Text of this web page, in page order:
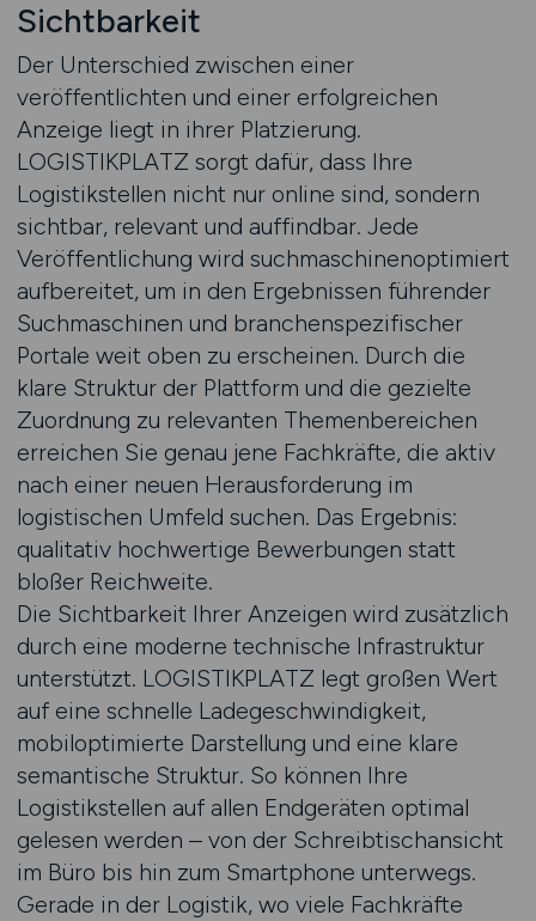
Sichtbarkeit
Der Unterschied zwischen einer
veröffentlichten und einer erfolgreichen
Anzeige liegt in ihrer Platzierung.
LOGISTIKPLATZ sorgt dafür, dass Ihre
Logistikstellen nicht nur online sind, sondern
sichtbar, relevant und auffindbar. Jede
Veröffentlichung wird suchmaschinenoptimiert
aufbereitet, um in den Ergebnissen führender
Suchmaschinen und branchenspezifischer
Portale weit oben zu erscheinen. Durch die
klare Struktur der Plattform und die gezielte
Zuordnung zu relevanten Themenbereichen
erreichen Sie genau jene Fachkräfte, die aktiv
nach einer neuen Herausforderung im
logistischen Umfeld suchen. Das Ergebnis:
qualitativ hochwertige Bewerbungen statt
bloßer Reichweite.
Die Sichtbarkeit Ihrer Anzeigen wird zusätzlich
durch eine moderne technische Infrastruktur
unterstützt. LOGISTIKPLATZ legt großen Wert
auf eine schnelle Ladegeschwindigkeit,
mobiloptimierte Darstellung und eine klare
semantische Struktur. So können Ihre
Logistikstellen auf allen Endgeräten optimal
gelesen werden – von der Schreibtischansicht
im Büro bis hin zum Smartphone unterwegs.
Gerade in der Logistik, wo viele Fachkräfte